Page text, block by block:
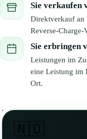
Sie verkaufen
Direktverkauf an
Reverse-
Sie erbringen
Leistungen im
eine Leistung im
Ort.
🇳🇴